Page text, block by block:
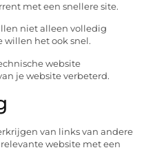
met een snellere site.
niet alleen volledig
willen het ook snel.
website
je website verbeterd.
van links van andere
website met een